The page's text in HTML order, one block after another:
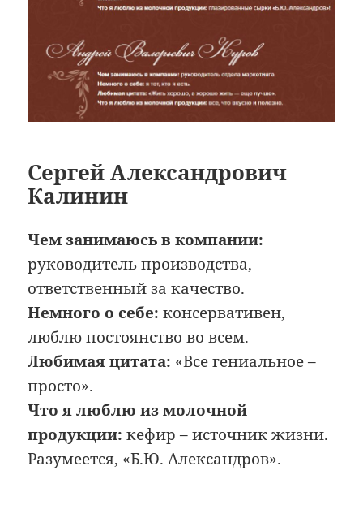
Сергей Александрович
Калинин
Чем занимаюсь в компании:
руководитель производства,
ответственный за качество.
Немного о себе: консервативен,
люблю постоянство во всем.
Любимая цитата: «Все гениальное –
просто».
Что я люблю из молочной
продукции: кефир – источник жизни.
Разумеется, «Б.Ю. Александров».